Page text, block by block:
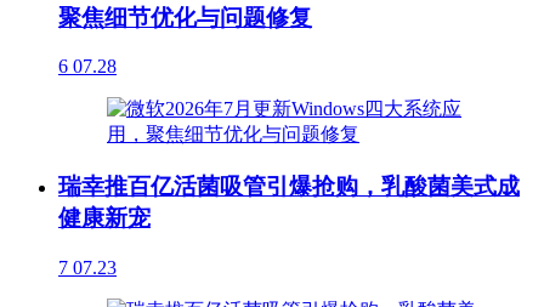
聚焦细节优化与问题修复
6 07.28
瑞幸推百亿活菌吸管引爆抢购，乳酸菌美式成
健康新宠
7 07.23